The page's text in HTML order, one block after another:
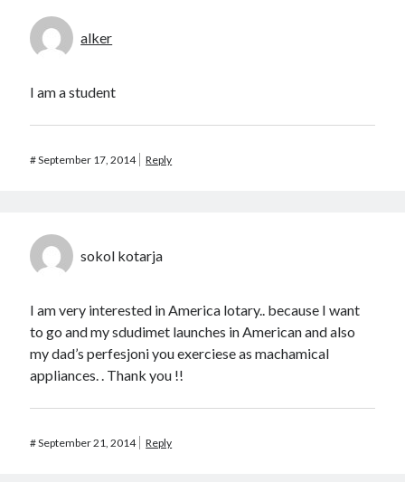
alker
I am a student
#September 17, 2014 Reply
sokol kotarja
I am very interested in America lotary.. because I want
to go and my sdudimet launches in American and also
my dad’s perfesjoni you exerciese as machamical
appliances. . Thank you !!
#September 21, 2014 Reply